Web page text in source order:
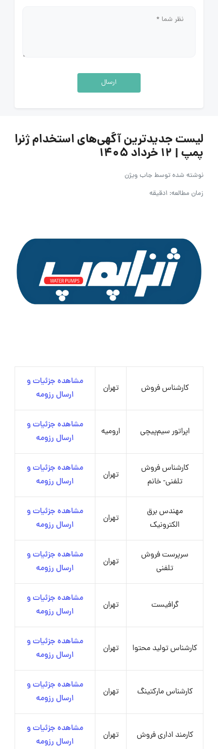
ارسال
لیست جدیدترین آگهی‌های استخدام ژنرا
پمپ | ۱۲ خرداد ۱۴۰۵
نوشته شده توسطجاب ویژن
زمان مطالعه: 1دقیقه
کارشناس فروش تهران
مشاهده جزئیات و
ارسال رزومه
اپراتور سیم‌پیچی ارومیه
مشاهده جزئیات و
ارسال رزومه
کارشناس فروش
تلفنی- خانم
تهران
مشاهده جزئیات و
ارسال رزومه
مهندس برق
الکترونیک
تهران
مشاهده جزئیات و
ارسال رزومه
سرپرست فروش
تلفنی
تهران
مشاهده جزئیات و
ارسال رزومه
گرافیست تهران
مشاهده جزئیات و
ارسال رزومه
کارشناس تولید محتوا تهران
مشاهده جزئیات و
ارسال رزومه
کارشناس مارکتینگ تهران
مشاهده جزئیات و
ارسال رزومه
کارمند اداری فروش تهران
مشاهده جزئیات و
ارسال رزومه